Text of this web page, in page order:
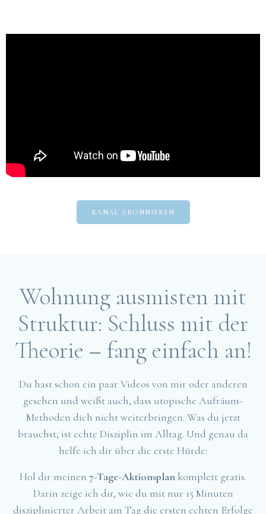
KANAL ABONNIEREN
Wohnung ausmisten mit
Struktur: Schluss mit der
Theorie – fang einfach an!
Du hast schon ein paar Videos von mir oder anderen
gesehen und weißt auch, dass utopische Aufräum-
Methoden dich nicht weiterbringen. Was du jetzt
brauchst, ist echte Disziplin im Alltag. Und genau da
helfe ich dir über die erste Hürde:
Hol dir meinen 7-Tage-Aktionsplan komplett gratis.
Darin zeige ich dir, wie du mit nur 15 Minuten
disziplinierter Arbeit am Tag die ersten echten Erfolge